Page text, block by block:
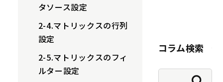
タソース設定
2-4.マトリックスの行列
設定
2-5.マトリックスのフィ
ルター設定
コラム検索